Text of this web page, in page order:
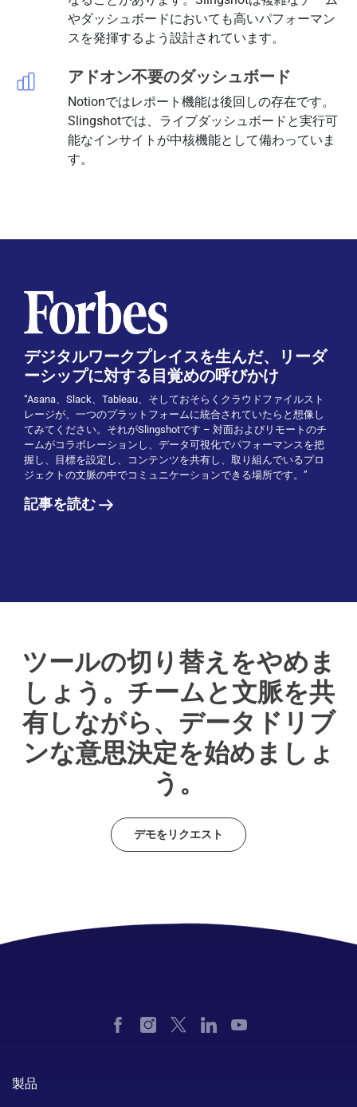
やダッシュボードにおいても高いパフォーマン
スを発揮するよう設計されています。
アドオン不要のダッシュボード
Notionではレポート機能は後回しの存在です。
Slingshotでは、ライブダッシュボードと実行可
能なインサイトが中核機能として備わっていま
す。
デジタルワークプレイスを生んだ、リーダ
ーシップに対する目覚めの呼びかけ
“Asana、Slack、Tableau、そしておそらくクラウドファイルスト
レージが、一つのプラットフォームに統合されていたらと想像し
てみてください。それがSlingshotです – 対面およびリモートのチ
ームがコラボレーションし、データ可視化でパフォーマンスを把
握し、目標を設定し、コンテンツを共有し、取り組んでいるプロ
ジェクトの文脈の中でコミュニケーションできる場所です。”
記事を読む
ツールの切り替えをやめま
しょう。チームと文脈を共
有しながら、データドリブ
ンな意思決定を始めましょ
う。
デモをリクエスト
製品